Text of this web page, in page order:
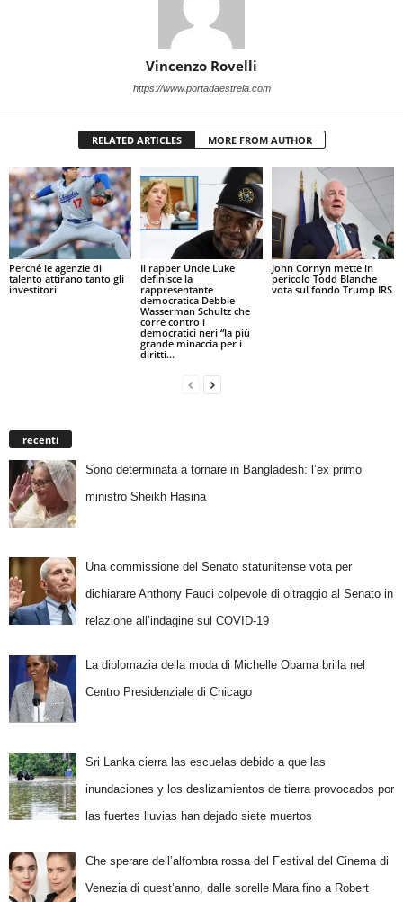
Vincenzo Rovelli
https://www.portadaestrela.com
RELATED ARTICLES MORE FROM AUTHOR
Perché le agenzie di
talento attirano tanto gli
investitori
Il rapper Uncle Luke
definisce la
rappresentante
democratica Debbie
Wasserman Schultz che
corre contro i
democratici neri “la più
grande minaccia per i
diritti...
John Cornyn mette in
pericolo Todd Blanche
vota sul fondo Trump IRS
recenti
Sono determinata a tornare in Bangladesh: l’ex primo
ministro Sheikh Hasina
Una commissione del Senato statunitense vota per
dichiarare Anthony Fauci colpevole di oltraggio al Senato in
relazione all’indagine sul COVID-19
La diplomazia della moda di Michelle Obama brilla nel
Centro Presidenziale di Chicago
Sri Lanka cierra las escuelas debido a que las
inundaciones y los deslizamientos de tierra provocados por
las fuertes lluvias han dejado siete muertos
Che sperare dell’alfombra rossa del Festival del Cinema di
Venezia di quest’anno, dalle sorelle Mara fino a Robert